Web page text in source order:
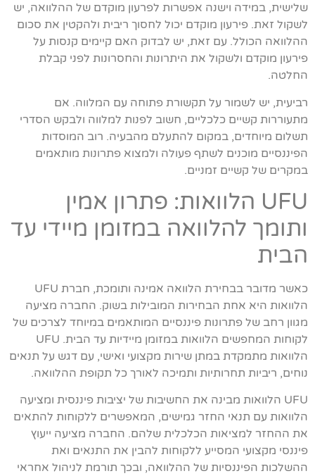
שלישית, במידה וישנה אפשרות לפרעון מוקדם של ההלוואה, יש
לשקול זאת. פירעון מוקדם יכול לחסוך ריבית ולהקטין את סכום
ההלוואה הכולל. עם זאת, יש לבדוק האם קיימים קנסות על
פירעון מוקדם ולשקול את היתרונות והחסרונות לפני קבלת
החלטה.
רביעית, יש לשמור על תקשורת פתוחה עם המלווה. אם
מתעוררות קשיים כלכליים, חשוב לפנות למלווה ולבקש הסדרי
תשלום מיוחדים, במקום להתעלם מהבעיה. רוב המוסדות
הפיננסיים מוכנים לשתף פעולה ולמצוא פתרונות מותאמים
במקרים של קשיים זמניים.
UFU הלוואות: פתרון אמין
ותומך להלוואה במזומן מיידי עד
הבית
כאשר מדובר בבחירת הלוואה אמינה ותומכת, חברת UFU
הלוואות היא אחת הבחירות המובילות בשוק. החברה מציעה
מגוון רחב של פתרונות פיננסיים המותאמים במיוחד לצרכים של
לקוחות המחפשים הלוואות במזומן מיידיות עד הבית. UFU
הלוואות מתמקדת במתן שירות מקצועי ואישי, עם דגש על תנאים
נוחים, ריביות תחרותיות ותמיכה לאורך כל תקופת ההלוואה.
UFU הלוואות מבינה את החשיבות של יציבות פיננסית ומציעה
הלוואות עם תנאי החזר גמישים, המאפשרים ללקוחות להתאים
את ההחזר למציאות הכלכלית שלהם. החברה מציעה ייעוץ
פיננסי מקצועי המסייע ללקוחות להבין את התנאים ואת
ההשלכות הפיננסיות של ההלוואה, ובכך תורמת לניהול אחראי